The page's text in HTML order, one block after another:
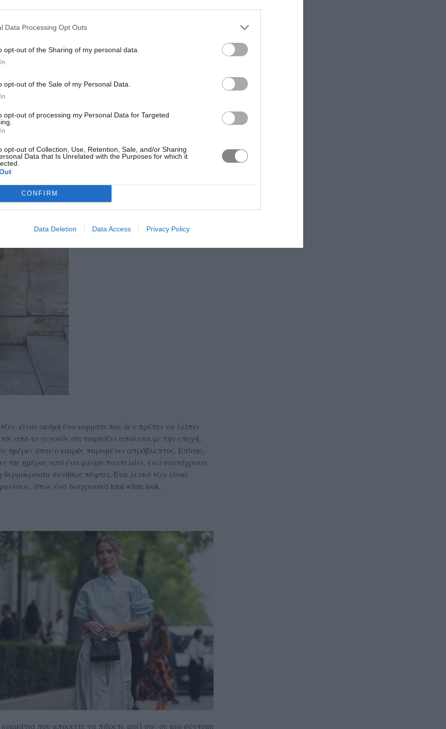
Data Processing Opt Outs
opt-out of the Sharing of my personal data.
opt-out of the Sale of my Personal Data.
opt-out of processing my Personal Data for Targeted
opt-out of Collection, Use, Retention, Sale, and/or Sharing
Data that Is Unrelated with the Purposes for which it
CONFIRM
Data Deletion Data Access Privacy Policy
τις μεγαλύτερες τάσεις της φετινής σεζόν και
για το τριήμερο. Πρόκειται για ένα ιδιαίτερα ευέλικτο
που διανύουμε, καθώς δεν είναι ούτε υπερβολικά
να συνδυαστούν εύκολα με ένα απλό basic t-shirt και
πέδιλο για τις βραδινές σας εξόδους. Ακόμη, όσες
τέλεια επιλογή για πιο ιδιαίτερα night looks.
είναι ακόμη ένα κομμάτι που δεν πρέπει να λείπει
από το γεγονός ότι ταιριάζει απόλυτα με την εποχή,
ημέρες όπου ο καιρός παραμένει απρόβλεπτος. Επίσης,
της ημέρας από ένα μαύρο παντελόνι, ενώ ταυτόχρονα
συνήθως πέφτει. Ένα λευκό τζιν είναι
όπως ένα διαχρονικό total white look.
που μπορείτε να πάρετε μαζί σας σε μια σύντομη